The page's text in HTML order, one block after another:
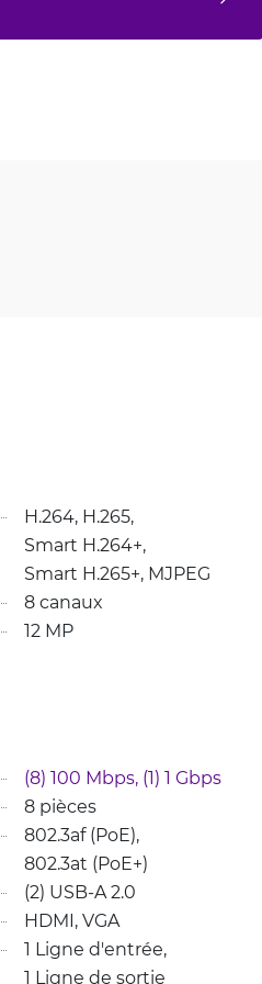
H.264, H.265,
Smart H.264+,
Smart H.265+, MJPEG
8 canaux
12 MP
(8) 100 Mbps, (1) 1 Gbps
8 pièces
802.3af (PoE),
802.3at (PoE+)
(2) USB-A 2.0
HDMI, VGA
1 Ligne d'entrée,
1 Ligne de sortie